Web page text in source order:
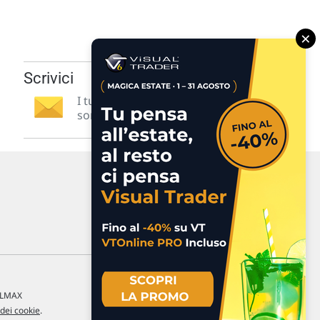
Scrivici
I tuoi suggerimenti per noi
sono preziosi e molto utili! »
cookie.
×